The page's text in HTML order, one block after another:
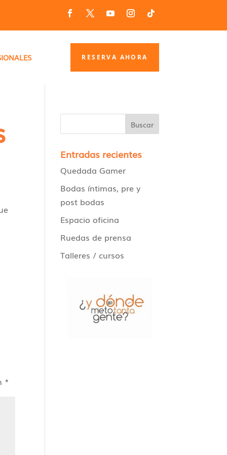
RESERVA AHORA
*
Entradas recientes
Quedada Gamer
Bodas íntimas, pre y
post bodas
Espacio oficina
Ruedas de prensa
Talleres / cursos